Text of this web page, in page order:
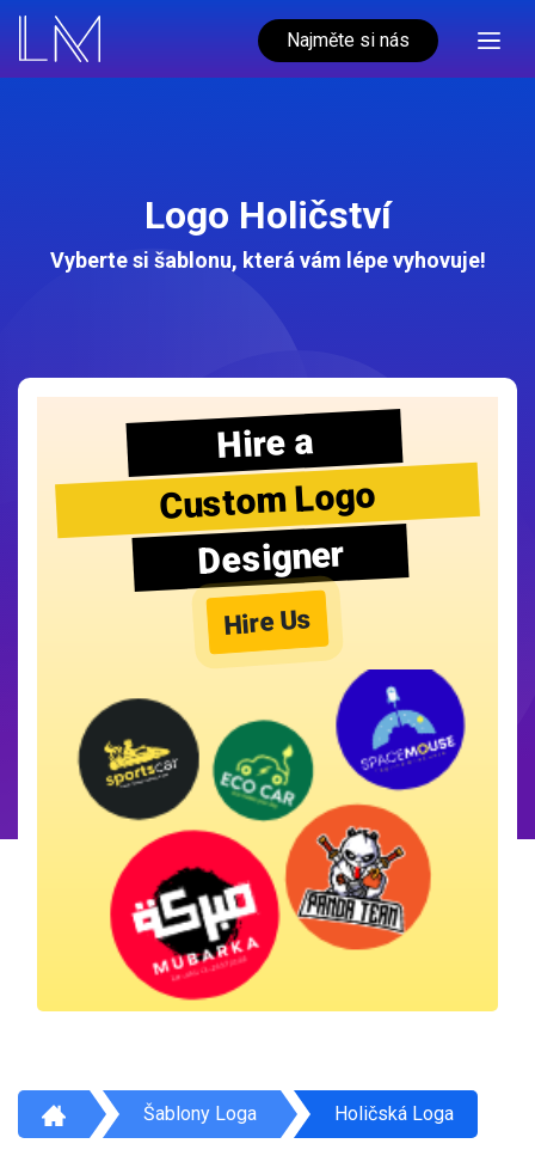
Najměte si nás
Logo Holičství
Vyberte si šablonu, která vám lépe vyhovuje!
Hire a
Custom Logo
Designer
Hire Us
Šablony Loga Holičská Loga